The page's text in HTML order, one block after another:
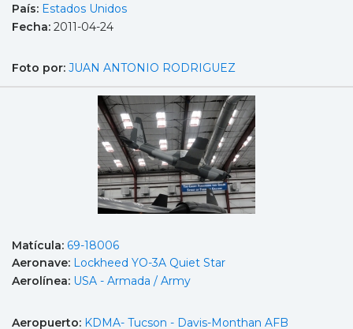
País: Estados Unidos
Fecha: 2011-04-24
Foto por: JUAN ANTONIO RODRIGUEZ
Matícula: 69-18006
Aeronave: Lockheed YO-3A Quiet Star
Aerolínea: USA - Armada / Army
Aeropuerto: KDMA- Tucson - Davis-Monthan AFB